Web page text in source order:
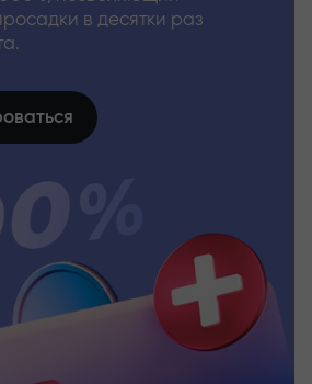
в десятки раз